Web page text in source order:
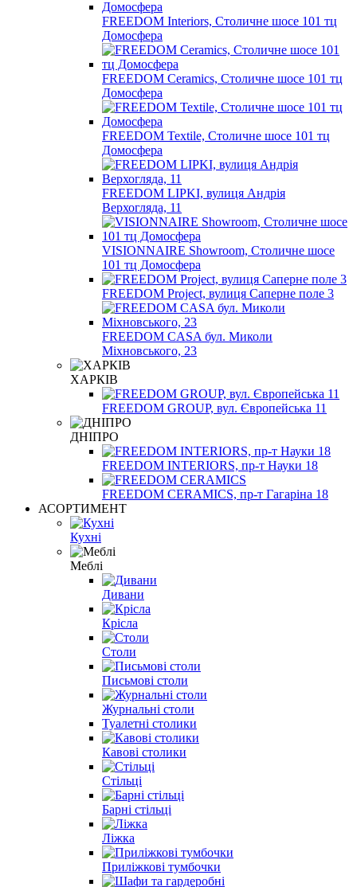
FREEDOM Interiors, Столичне шосе 101 тц
Домосфера
FREEDOM Ceramics, Столичне шосе 101 тц
Домосфера
FREEDOM Textile, Столичне шосе 101 тц
Домосфера
FREEDOM LIPKI, вулиця Андрія
Верхогляда, 11
VISIONNAIRE Showroom, Столичне шосе
101 тц Домосфера
FREEDOM Project, вулиця Саперне поле 3
FREEDOM CASA бул. Миколи
Міхновського, 23
ХАРКІВ
FREEDOM GROUP, вул. Європейська 11
ДНІПРО
FREEDOM INTERIORS, пр-т Науки 18
FREEDOM CERAMICS, пр-т Гагаріна 18
АСОРТИМЕНТ
Кухні
Меблі
Дивани
Крісла
Столи
Письмові столи
Журнальні столи
Туалетні столики
Кавові столики
Стільці
Барні стільці
Ліжка
Приліжкові тумбочки